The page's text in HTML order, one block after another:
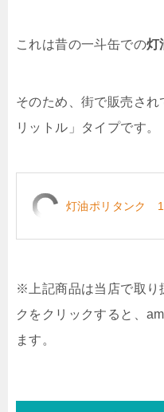
これは昔の一斗缶での灯
そのため、街で販売さ
リットル」タイプです。
灯油ポリタンク
※上記商品は当店で取り
クをクリックすると、
ます。